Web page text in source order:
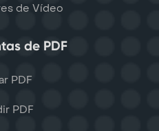
de Vídeo
de PDF
PDF
PDF